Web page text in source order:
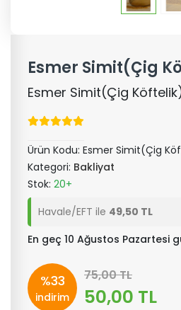
Esmer Simit(Çig
Esmer Simit(Çig
Ürün Kodu: Esmer Simit(Çig
Kategori: Bakliyat
Stok: 20+
Havale/EFT ile 49,50 TL
En geç 10 Ağustos Pazartesi
%33
indirim
75,00 TL
50,00 TL